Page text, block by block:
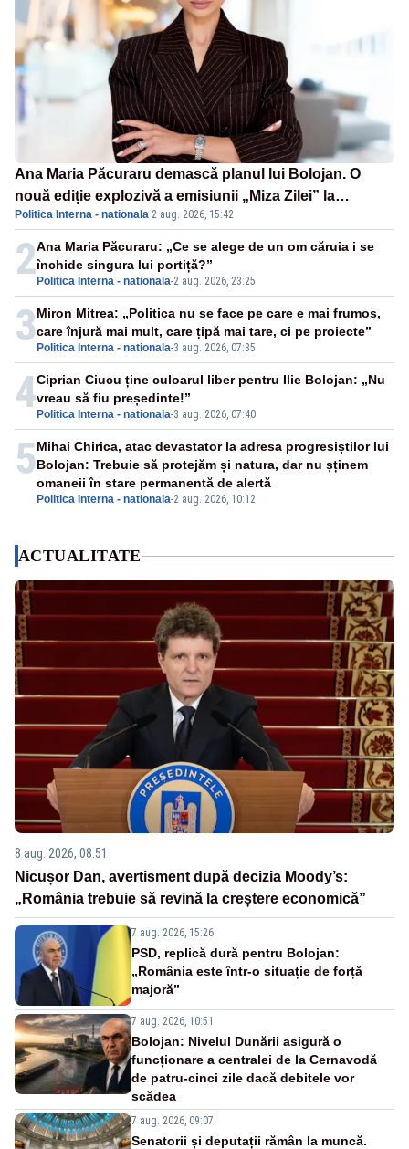
Ana Maria Păcuraru demască planul lui Bolojan. O
nouă ediție explozivă a emisiunii „Miza Zilei” la
Realitatea PLUS
Politica Interna - nationala·2 aug. 2026, 15:42
2 Politica Interna - nationala-2 aug. 2026, 23:25
Ana Maria Păcuraru: „Ce se alege de un om căruia i se
închide singura lui portiță?”
3 Politica Interna - nationala-3 aug. 2026, 07:35
Miron Mitrea: „Politica nu se face pe care e mai frumos,
care înjură mai mult, care țipă mai tare, ci pe proiecte”
4 Politica Interna - nationala-3 aug. 2026, 07:40
Ciprian Ciucu ține culoarul liber pentru Ilie Bolojan: „Nu
vreau să fiu președinte!”
5
Politica Interna - nationala-2 aug. 2026, 10:12
Mihai Chirica, atac devastator la adresa progresiștilor lui
Bolojan: Trebuie să protejăm și natura, dar nu șținem
omaneii în stare permanentă de alertă
ACTUALITATE
8 aug. 2026, 08:51
Nicușor Dan, avertisment după decizia Moody’s:
„România trebuie să revină la creștere economică”
7 aug. 2026, 15:26
PSD, replică dură pentru Bolojan:
„România este într-o situație de forță
majoră”
7 aug. 2026, 10:51
Bolojan: Nivelul Dunării asigură o
funcționare a centralei de la Cernavodă
de patru-cinci zile dacă debitele vor
scădea
7 aug. 2026, 09:07
Senatorii și deputații rămân la muncă.